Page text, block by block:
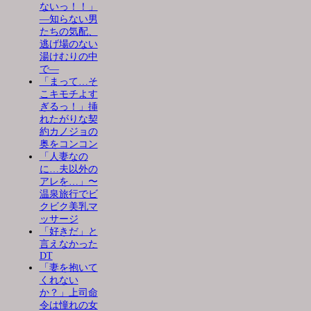
ないっ！！」
―知らない男
たちの気配、
逃げ場のない
湯けむりの中
で―
「まって…そ
こキモチよす
ぎるっ！」挿
れたがりな契
約カノジョの
奥をコンコン
「人妻なの
に…夫以外の
アレを…」〜
温泉旅行でビ
クビク美乳マ
ッサージ
「好きだ」と
言えなかった
DT
「妻を抱いて
くれない
か？」上司命
令は憧れの女